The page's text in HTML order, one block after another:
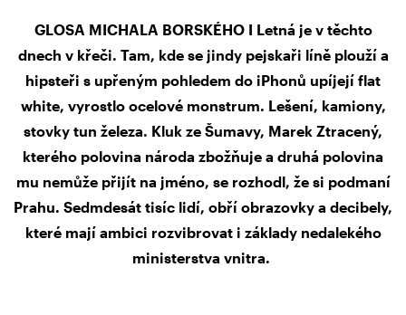
GLOSA MICHALA BORSKÉHO I Letná je v těchto
dnech v křeči. Tam, kde se jindy pejskaři líně plouží a
hipsteři s upřeným pohledem do iPhonů upíjejí flat
white, vyrostlo ocelové monstrum. Lešení, kamiony,
stovky tun železa. Kluk ze Šumavy, Marek Ztracený,
kterého polovina národa zbožňuje a druhá polovina
mu nemůže přijít na jméno, se rozhodl, že si podmaní
Prahu. Sedmdesát tisíc lidí, obří obrazovky a decibely,
které mají ambici rozvibrovat i základy nedalekého
ministerstva vnitra.